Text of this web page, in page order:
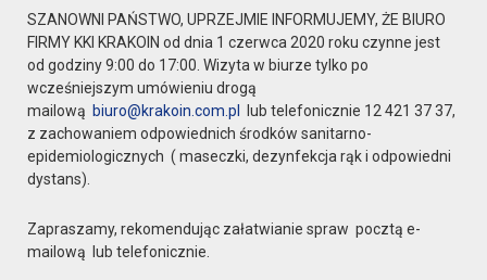
SZANOWNI PAŃSTWO, UPRZEJMIE INFORMUJEMY, ŻE BIURO
FIRMY KKI KRAKOIN od dnia 1 czerwca 2020 roku czynne jest
od godziny 9:00 do 17:00. Wizyta w biurze tylko po
wcześniejszym umówieniu drogą
mailową biuro@krakoin.com.pl
lub telefonicznie 12 421 37 37,
z zachowaniem odpowiednich środków sanitarno-
epidemiologicznych ( maseczki, dezynfekcja rąk i odpowiedni
dystans).
Zapraszamy, rekomendując załatwianie spraw pocztą e-
mailową lub telefonicznie.